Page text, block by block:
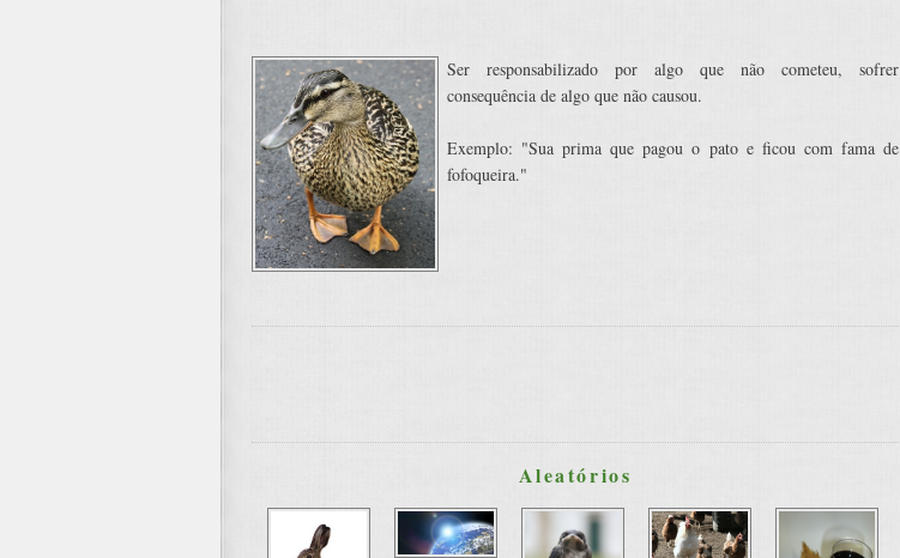
Ser responsabilizado por algo que não cometeu, sofrer
consequência de algo que não causou.
Exemplo: "Sua prima que pagou o pato e ficou com fama de
fofoqueira."
Aleatórios